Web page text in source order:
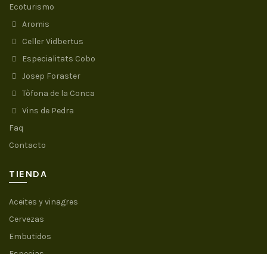
Ecoturismo
Aromis
Celler Vidbertus
Especialitats Cobo
Josep Foraster
Tòfona de la Conca
Vins de Pedra
Faq
Contacto
TIENDA
Aceites y vinagres
Cervezas
Embutidos